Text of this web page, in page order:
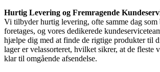
Hurtig Levering og Fremragende
Vi tilbyder hurtig levering, ofte samme dag som
foretages, og vores dedikerede
hjælpe dig med at finde de rigtige produkter til
lager er velassorteret, hvilket sikrer, at de fleste
klar til omgående afsendelse.